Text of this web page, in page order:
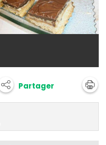
Partager